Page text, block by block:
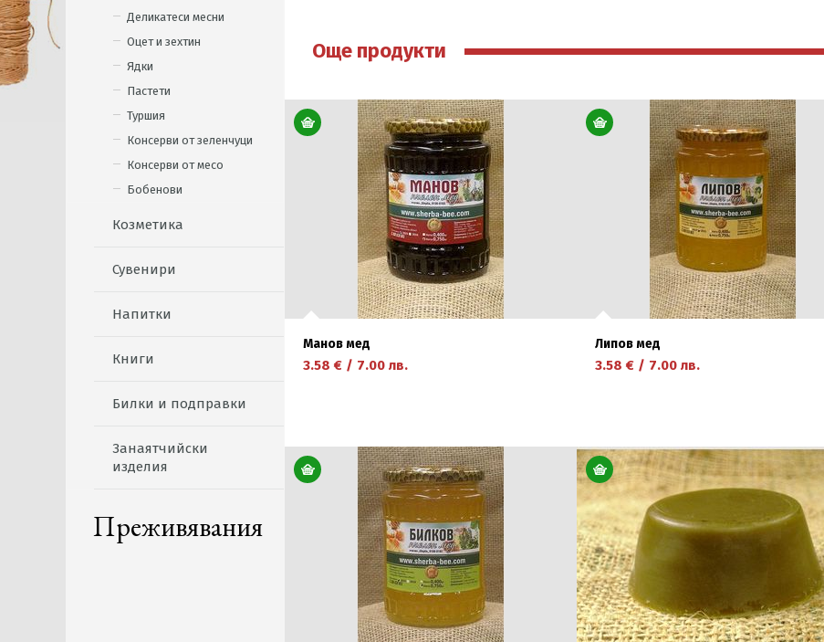
Деликатеси месни
Оцет и зехтин
Ядки
Пастети
Туршия
Консерви от зеленчуци
Консерви от месо
Бобенови
Козметика
Сувенири
Напитки
Книги
Билки и подправки
Занаятчийски
изделия
Преживявания
Още продукти
Манов мед
3.58 € / 7.00 лв.
научете повече
Липов мед
3.58 € / 7.00 лв.
научете повече